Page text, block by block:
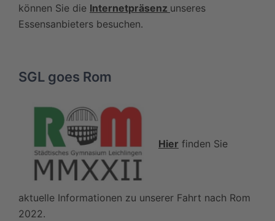
können Sie die Internetpräsenz unseres
Essensanbieters besuchen.
SGL goes Rom
Hier finden Sie
aktuelle Informationen zu unserer Fahrt nach Rom
2022.